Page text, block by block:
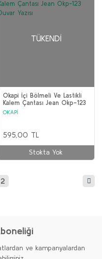
TÜKENDI
Okapi İçi Bölmeli Ve Lastikli
Kalem Çantası Jean Okp-123
Duvar Yazısı
OKAPİ
595,00 TL
Stokta Yok
2
ve kampanyalardan